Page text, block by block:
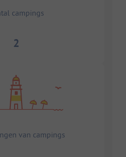
campings
2
van campings